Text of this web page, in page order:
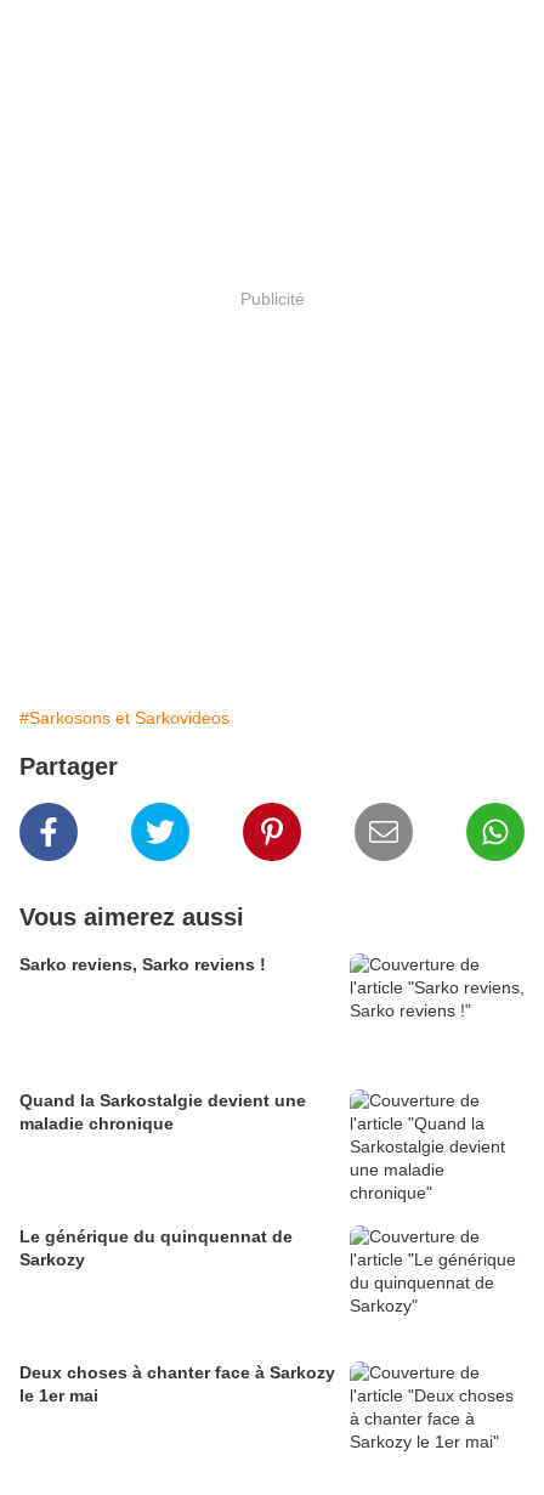
Publicité
#Sarkosons et Sarkovideos
Partager
Vous aimerez aussi
Sarko reviens, Sarko reviens !
Quand la Sarkostalgie devient une
maladie chronique
Le générique du quinquennat de
Sarkozy
Deux choses à chanter face à Sarkozy
le 1er mai